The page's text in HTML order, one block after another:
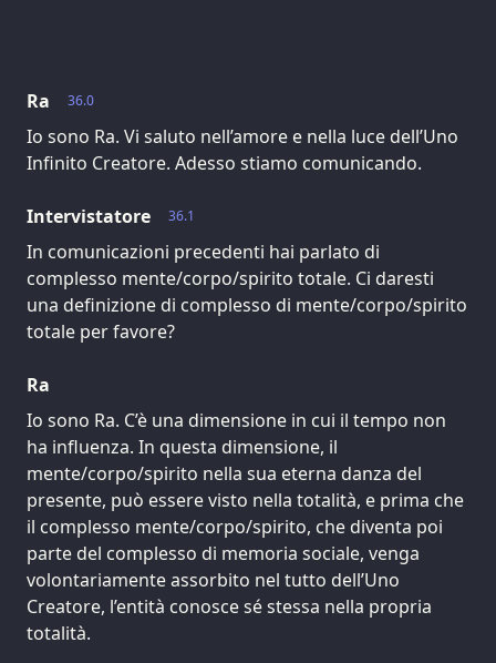
36.0
Ra
Io sono Ra. Vi saluto nell’amore e nella luce dell’Uno
Infinito Creatore. Adesso stiamo comunicando.
36.1
Intervistatore
In comunicazioni precedenti hai parlato di
complesso mente/corpo/spirito totale. Ci daresti
una definizione di complesso di mente/corpo/spirito
totale per favore?
Ra
Io sono Ra. C’è una dimensione in cui il tempo non
ha influenza. In questa dimensione, il
mente/corpo/spirito nella sua eterna danza del
presente, può essere visto nella totalità, e prima che
il complesso mente/corpo/spirito, che diventa poi
parte del complesso di memoria sociale, venga
volontariamente assorbito nel tutto dell’Uno
Creatore, l’entità conosce sé stessa nella propria
totalità.